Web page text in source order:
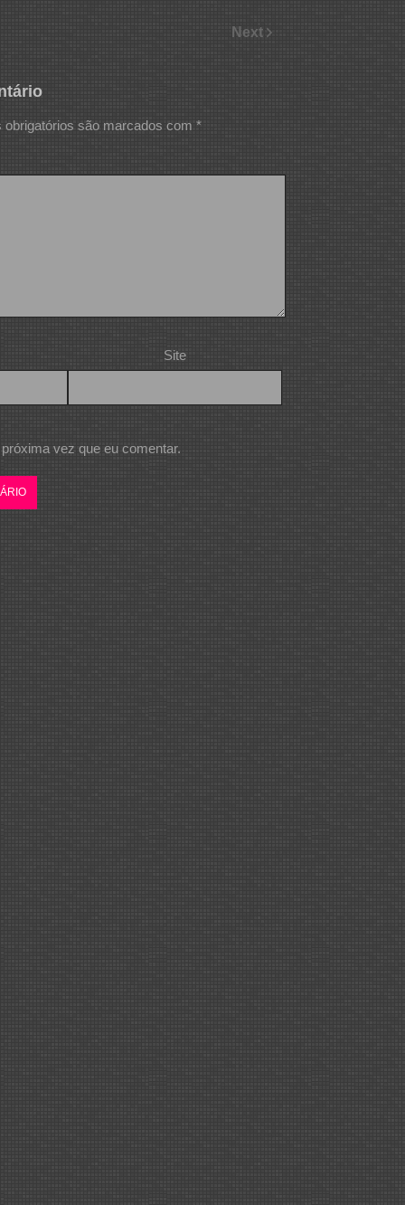
Next
obrigatórios são marcados com *
Site
vez que eu comentar.